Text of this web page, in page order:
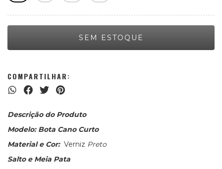
COMPARTILHAR:
Descrição do Produto
Modelo: Bota Cano Curto
Material e Cor:Verniz Preto
Salto e Meia Pata